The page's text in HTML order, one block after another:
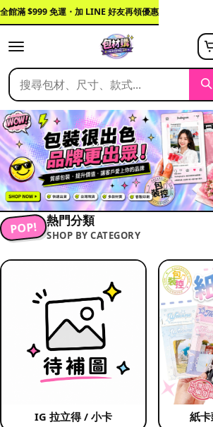
全館滿 $999 免運・加 LINE 好友再領優惠
POP! 熱門分類
SHOP BY CATEGORY
IG 拉立得 / 小卡 紙